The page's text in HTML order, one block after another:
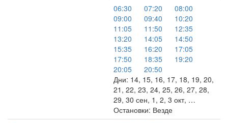
06:30
07:20
08:00
09:00
09:40
10:20
11:05
11:50
12:35
13:20
14:05
14:50
15:35
16:20
17:05
17:50
18:35
19:20
20:05
20:50
Дни: 14, 15, 16, 17, 18, 19, 20,
21, 22, 23, 24, 25, 26, 27, 28,
29, 30 сен, 1, 2, 3 окт, …
Остановки: Везде